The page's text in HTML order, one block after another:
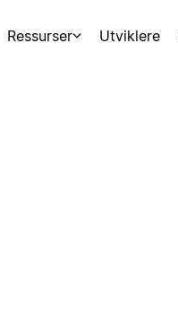
Ressurser Utviklere